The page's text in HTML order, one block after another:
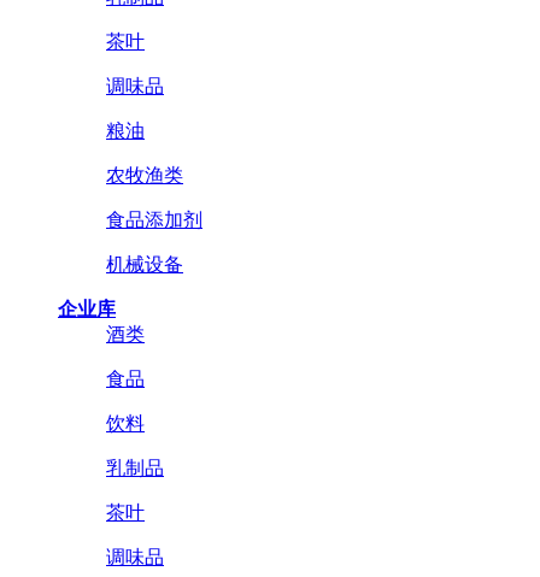
茶叶
调味品
粮油
农牧渔类
食品添加剂
机械设备
企业库
酒类
食品
饮料
乳制品
茶叶
调味品